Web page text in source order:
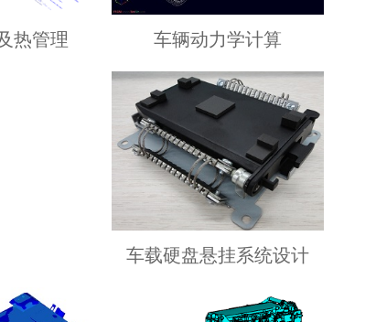
热管理 车辆动力学计算
车载硬盘悬挂系统设计